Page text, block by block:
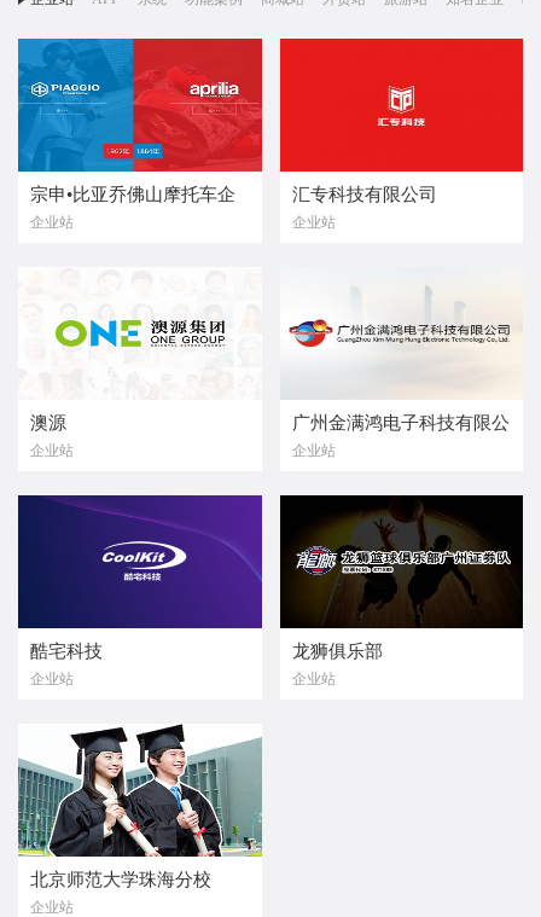
宗申•比亚乔佛山摩托车企
业有限公司
企业站
汇专科技有限公司
企业站
澳源
企业站
广州金满鸿电子科技有限公
司
企业站
酷宅科技
企业站
龙狮俱乐部
企业站
北京师范大学珠海分校
企业站